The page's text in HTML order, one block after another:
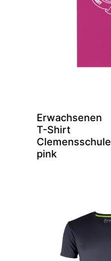
Erwachsenen
T-Shirt
Clemensschule
pink